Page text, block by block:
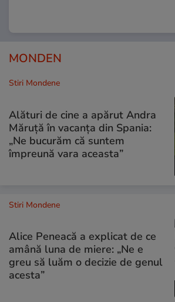
MONDEN
Stiri Mondene
Alături de cine a apărut Andra
Măruță în vacanța din Spania:
„Ne bucurăm că suntem
împreună vara aceasta”
Stiri Mondene
Alice Peneacă a explicat de ce
amână luna de miere: „Ne e
greu să luăm o decizie de genul
acesta”